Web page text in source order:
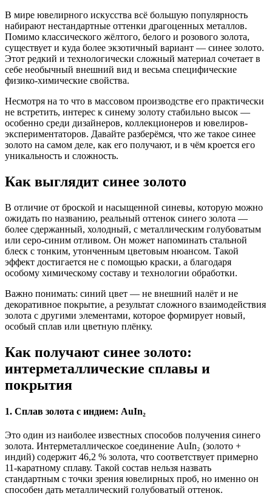
В мире ювелирного искусства всё большую популярность
набирают нестандартные оттенки драгоценных металлов.
Помимо классического жёлтого, белого и розового золота,
существует и куда более экзотичный вариант — синее золото.
Этот редкий и технологически сложный материал сочетает в
себе необычный внешний вид и весьма специфические
физико-химические свойства.
Несмотря на то что в массовом производстве его практически
не встретить, интерес к синему золоту стабильно высок —
особенно среди дизайнеров, коллекционеров и ювелиров-
экспериментаторов. Давайте разберёмся, что же такое синее
золото на самом деле, как его получают, и в чём кроется его
уникальность и сложность.
Как выглядит синее золото
В отличие от броской и насыщенной синевы, которую можно
ожидать по названию, реальный оттенок синего золота —
более сдержанный, холодный, с металлическим голубоватым
или серо-синим отливом. Он может напоминать стальной
блеск с тонким, утонченным цветовым нюансом. Такой
эффект достигается не с помощью краски, а благодаря
особому химическому составу и технологии обработки.
Важно понимать: синий цвет — не внешний налёт и не
декоративное покрытие, а результат сложного взаимодействия
золота с другими элементами, которое формирует новый,
особый сплав или цветную плёнку.
Как получают синее золото:
интерметаллические сплавы и
покрытия
1. Сплав золота с индием: AuIn₂
Это один из наиболее известных способов получения синего
золота. Интерметаллическое соединение AuIn₂ (золото +
индий) содержит 46,2 % золота, что соответствует примерно
11-каратному сплаву. Такой состав нельзя назвать
стандартным с точки зрения ювелирных проб, но именно он
способен дать металлический голубоватый оттенок.